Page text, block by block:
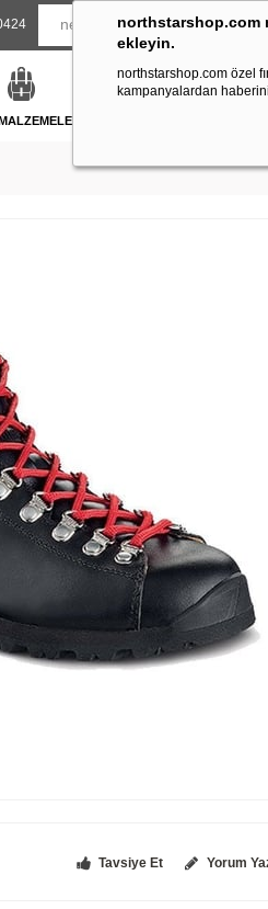
northstarshop.com
ekleyin.
northstarshop.com özel
kampanyalardan
Tavsiye Et Yorum